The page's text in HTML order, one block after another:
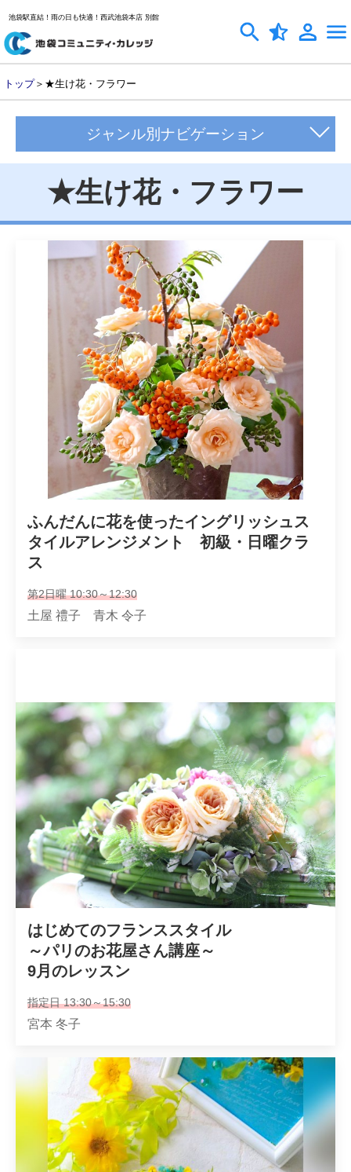
池袋駅直結！雨の日も快適！西武池袋本店 別館
トップ＞★生け花・フラワー
ジャンル別ナビゲーション
★生け花・フラワー
ふんだんに花を使ったイングリッシュス
タイルアレンジメント　初級・日曜クラ
ス
第2日曜 10:30～12:30
土屋 禮子 青木 令子
はじめてのフランススタイル
～パリのお花屋さん講座～
9月のレッスン
指定日 13:30～15:30
宮本 冬子